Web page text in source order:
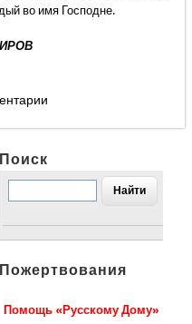
во имя Господне.
Поиск
Пожертвования
Помощь «Русскому Дому»